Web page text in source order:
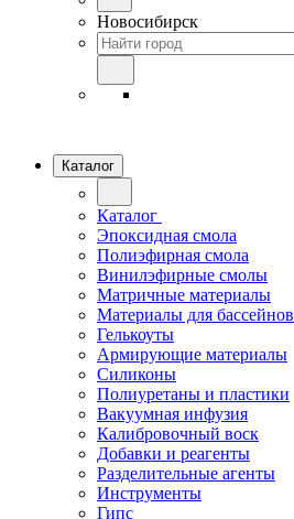
Новосибирск
Каталог
Каталог
Эпоксидная смола
Полиэфирная смола
Винилэфирные смолы
Матричные материалы
Материалы для бассейнов
Гелькоуты
Армирующие материалы
Силиконы
Полиуретаны и пластики
Вакуумная инфузия
Калибровочный воск
Добавки и реагенты
Разделительные агенты
Инструменты
Гипс